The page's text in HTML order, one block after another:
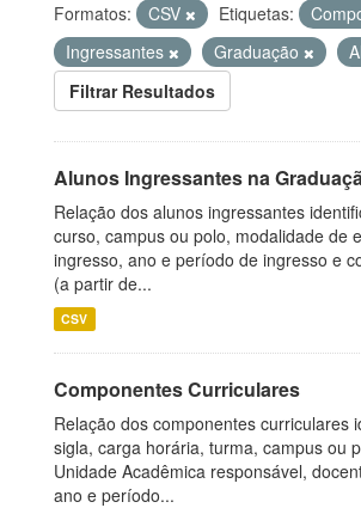
Formatos:
CSV Etiquetas:
Ingressantes
Graduação
Filtrar Resultados
Alunos Ingressantes na
Relação dos alunos ingressantes
curso, campus ou polo, modalidade de
ingresso, ano e período de ingresso e
(a partir de...
CSV
Componentes Curriculares
Relação dos componentes curriculares
sigla, carga horária, turma, campus ou
Unidade Acadêmica responsável,
ano e período...